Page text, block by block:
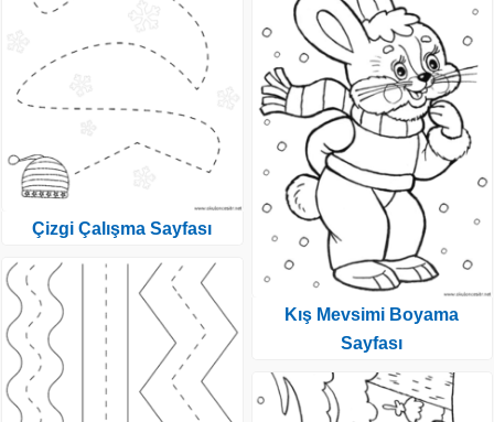
Çizgi Çalışma Sayfası
Kış Mevsimi Boyama
Sayfası